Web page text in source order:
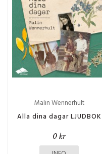
Malin Wennerhult
Alla dina dagar LJUDBOK
0 kr